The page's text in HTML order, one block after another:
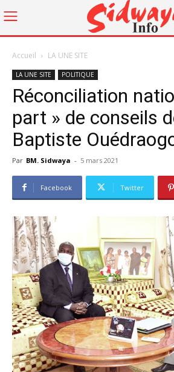
Accueil LA UNE SITE
LA UNE SITE POLITIQUE
Réconciliation
part » de conseils
Baptiste
Par BM. Sidwaya - 5 mars 2021
Facebook Twitter